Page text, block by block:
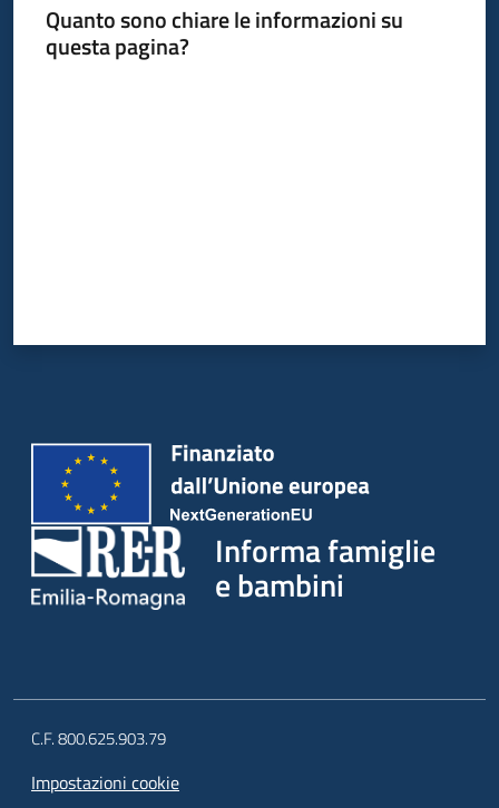
Quanto sono chiare le informazioni su
questa pagina?
Informa famiglie
e bambini
C.F. 800.625.903.79
Impostazioni cookie